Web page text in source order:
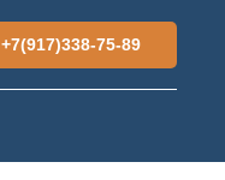
+7(917)338-75-89